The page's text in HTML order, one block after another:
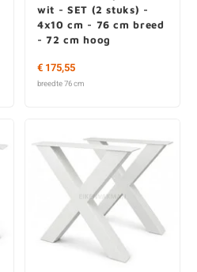
wit - SET (2 stuks) -
4x10 cm - 76 cm breed
- 72 cm hoog
€ 175,55
breedte 76 cm